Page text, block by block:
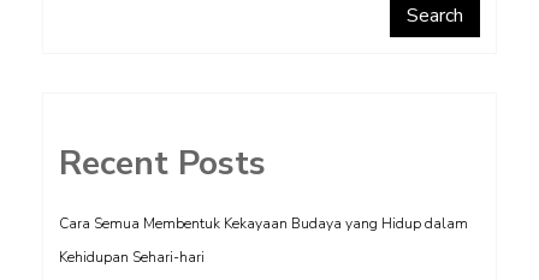
Search
Recent Posts
Cara Semua Membentuk Kekayaan Budaya yang Hidup dalam
Kehidupan Sehari-hari